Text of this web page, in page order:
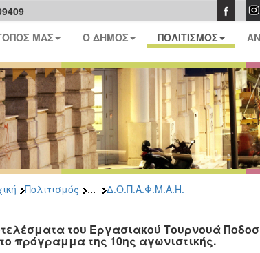
ΜΑΣ Ο ΔΗΜΟΣ ΠΟΛΙΤΙΣΜΟΣ
Πολιτισμός ... Δ.Ο.Π.Α.Φ.Μ.Α.Η.
του Εργασιακού Τουρνουά
πρόγραμμα της 10ης αγωνιστικής.